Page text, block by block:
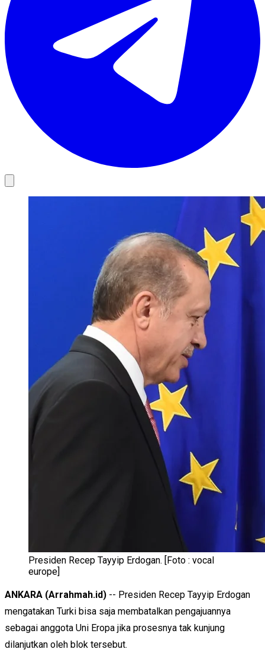
Presiden Recep Tayyip Erdogan. [Foto : vocal
europe]
ANKARA (Arrahmah.id) -- Presiden Recep Tayyip Erdogan
mengatakan Turki bisa saja membatalkan pengajuannya
sebagai anggota Uni Eropa jika prosesnya tak kunjung
dilanjutkan oleh blok tersebut.